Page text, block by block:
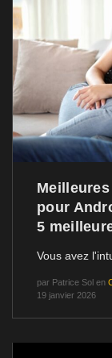
pour
5
Vous avez
par Patrice Sol en
19 janvier 2026